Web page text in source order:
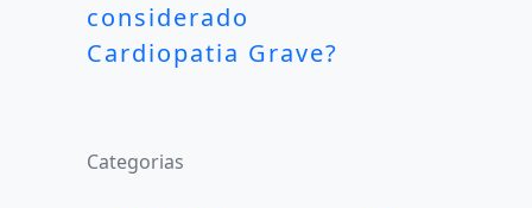
considerado
Cardiopatia Grave?
Categorias